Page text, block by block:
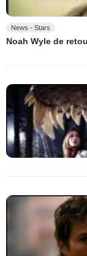
News - Stars
Noah Wyle de